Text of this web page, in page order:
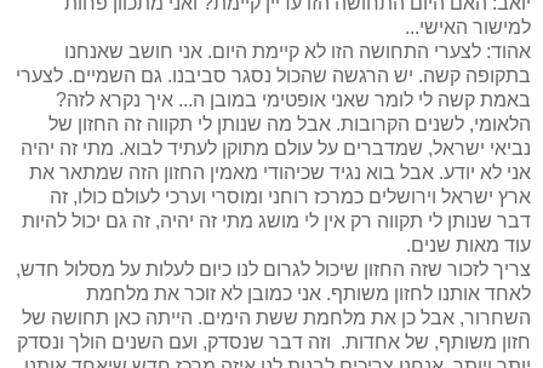
למישור האישי...
אהוד: לצערי התחושה הזו לא קיימת היום. אני חושב שאנחנו
בתקופה קשה. יש הרגשה שהכול נסגר סביבנו. גם השמיים. לצערי
באמת קשה לי לומר שאני אופטימי במובן ה... איך נקרא לזה?
הלאומי, לשנים הקרובות. אבל מה שנותן לי תקווה זה החזון של
נביאי ישראל, שמדברים על עולם מתוקן לעתיד לבוא. מתי זה יהיה
אני לא יודע. אבל בוא נגיד שכיהודי מאמין החזון הזה שמתאר את
ארץ ישראל וירושלים כמרכז רוחני ומוסרי וערכי לעולם כולו, זה
דבר שנותן לי תקווה רק אין לי מושג מתי זה יהיה, זה גם יכול להיות
עוד מאות שנים.
צריך לזכור שזה החזון שיכול לגרום לנו כיום לעלות על מסלול חדש,
לאחד אותנו לחזון משותף. אני כמובן לא זוכר את מלחמת
השחרור, אבל כן את מלחמת ששת הימים. הייתה כאן תחושה של
חזון משותף, של אחדות. וזה דבר שנסדק, ועם השנים הולך ונסדק